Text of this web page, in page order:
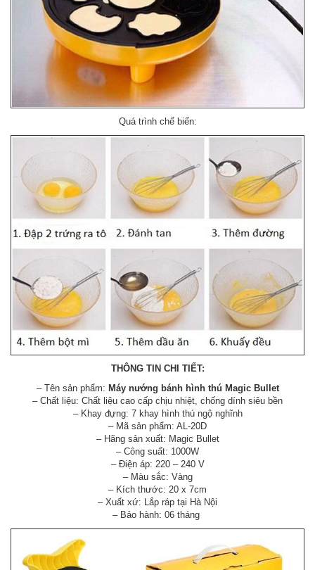
Quá trình chế biến:
THÔNG TIN CHI TIẾT:
– Tên sản phẩm: Máy nướng bánh hình thú Magic Bullet
– Chất liệu: Chất liệu cao cấp chịu nhiệt, chống dính siêu bền
– Khay đựng: 7 khay hình thú ngộ nghĩnh
– Mã sản phẩm: AL-20D
– Hãng sản xuất: Magic Bullet
– Công suất: 1000W
– Điện áp: 220 – 240 V
– Màu sắc: Vàng
– Kích thước: 20 x 7cm
– Xuất xứ: Lắp ráp tại Hà Nội
– Bảo hành: 06 tháng